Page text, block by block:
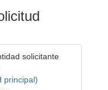
solicitante
principal)